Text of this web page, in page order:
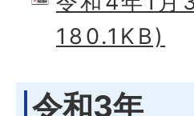
180.1KB)
令和3年